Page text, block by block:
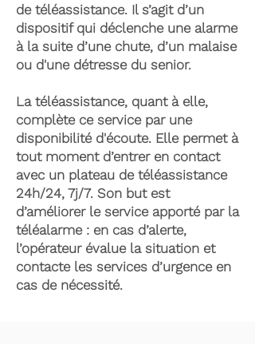
de téléassistance. Il s’agit d’un
dispositif qui déclenche une alarme
à la suite d’une chute, d’un malaise
ou d'une détresse du senior.
La téléassistance, quant à elle,
complète ce service par une
disponibilité d'écoute. Elle permet à
tout moment d’entrer en contact
avec un plateau de téléassistance
24h/24, 7j/7. Son but est
d’améliorer le service apporté par la
téléalarme : en cas d’alerte,
l’opérateur évalue la situation et
contacte les services d’urgence en
cas de nécessité.